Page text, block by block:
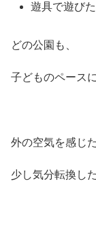
遊具で遊び
どの公園も、
子どものペース
外の空気を感じ
少し気分転換し